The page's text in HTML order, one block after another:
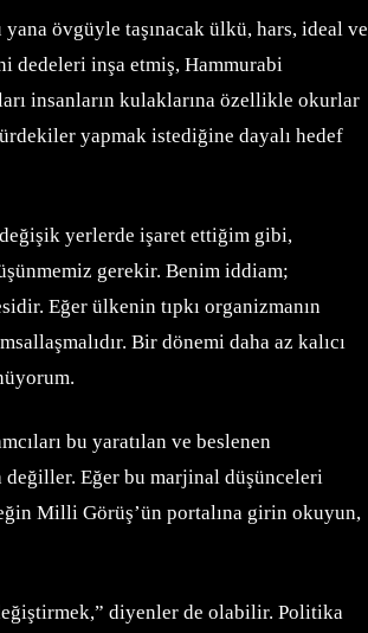
övgüyle taşınacak ülkü, hars, ideal ve
dedeleri inşa etmiş, Hammurabi
insanların kulaklarına özellikle okurlar
yapmak istediğine dayalı hedef
yerlerde işaret ettiğim gibi,
gerekir. Benim iddiam;
Eğer ülkenin tıpkı organizmanın
Bir dönemi daha az kalıcı
bu yaratılan ve beslenen
değiller. Eğer bu marjinal düşünceleri
Milli Görüş’ün portalına girin okuyun,
diyenler de olabilir. Politika